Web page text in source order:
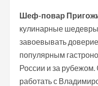
Шеф-повар
кулинарные
завоевывать
популярным
России и за
работать с